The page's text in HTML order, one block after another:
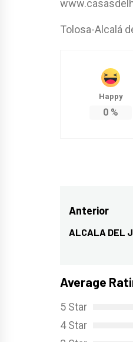
Tolosa-Alcalá
Happy
0 %
de
Anterior
Entrada
ALCALA DEL
Average
5 Star
4 Star